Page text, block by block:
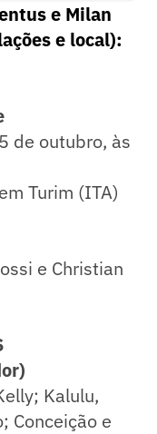
e Milan
e local):
de outubro, às
Turim (ITA)
e Christian
Kalulu,
Conceição e